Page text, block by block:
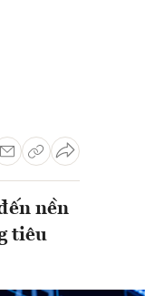
nền
tiêu